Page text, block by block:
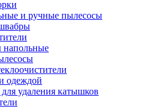
и ручные пылесосы
одеждой
удаления катышков